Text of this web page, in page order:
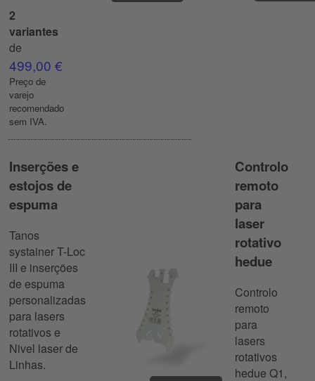
2
variantes
de
499,00 €
Preço de
varejo
recomendado
sem IVA.
Inserções e
estojos de
espuma
Tanos
systainer T-Loc
III e inserções
de espuma
personalizadas
para lasers
rotativos e
Nivel laser de
Linhas.
Controlo
remoto
para
laser
rotativo
hedue
Controlo
remoto
para
lasers
rotativos
hedue Q1,